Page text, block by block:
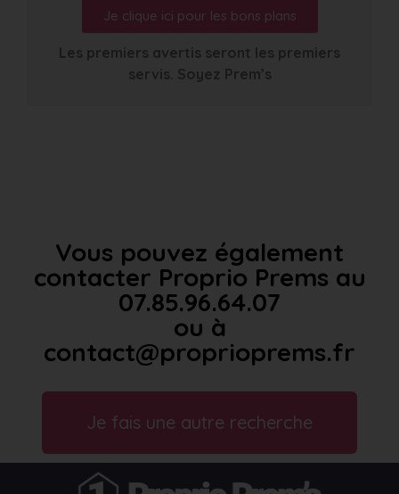
Je clique ici pour les bons plans
Les premiers avertis seront les premiers
servis. Soyez Prem’s
Vous pouvez également
contacter Proprio Prems au
07.85.96.64.07
ou à
contact@proprioprems.fr
Je fais une autre recherche